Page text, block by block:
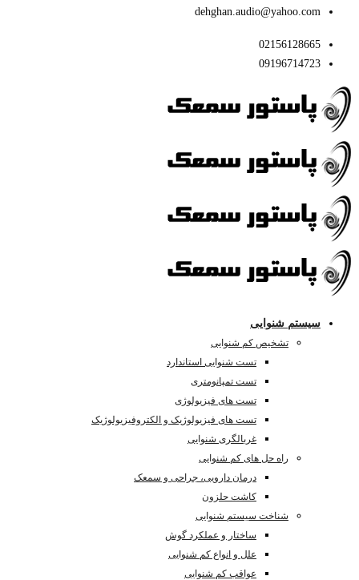
dehghan.audio@yahoo.com
02156128665
09196714723
سیستم شنوایی
تشخیص کم شنوایی
تست شنوایی استاندارد
تست تمپانومتری
تست های فیزیولوژی
تست های فیزیولوژیک و الکتروفیزیولوژیک
غربالگری شنوایی
راه حل های کم شنوایی
درمان دارویی، جراحی و سمعک
کاشت حلزون
شناخت سیستم شنوایی
ساختار و عملکرد گوش
علل و انواع کم شنوایی
عواقب کم شنوایی